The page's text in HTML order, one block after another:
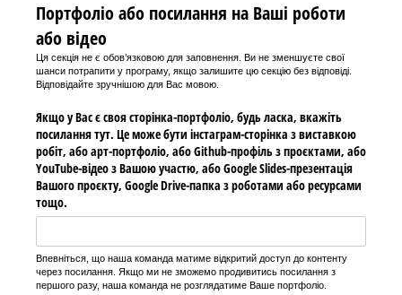
Портфоліо або посилання на Ваші роботи
або відео
Ця секція не є обов’язковою для заповнення. Ви не зменшуєте свої
шанси потрапити у програму, якщо залишите цю секцію без відповіді.
Відповідайте зручнішою для Вас мовою.
Якщо у Вас є своя сторінка-портфоліо, будь ласка, вкажіть
посилання тут. Це може бути інстаграм-сторінка з виставкою
робіт, або арт-портфоліо, або Github-профіль з проєктами, або
YouTube-відео з Вашою участю, або Google Slides-презентація
Вашого проєкту, Google Drive-папка з роботами або ресурсами
тощо.
Впевніться, що наша команда матиме відкритий доступ до контенту
через посилання. Якщо ми не зможемо продивитись посилання з
першого разу, наша команда не розглядатиме Ваше портфоліо.